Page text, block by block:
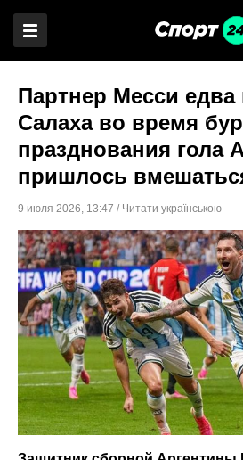
Партнер Месси едва
Салаха во время
празднования гола
пришлось
9 июля 2026, 13:47 / Читати українською